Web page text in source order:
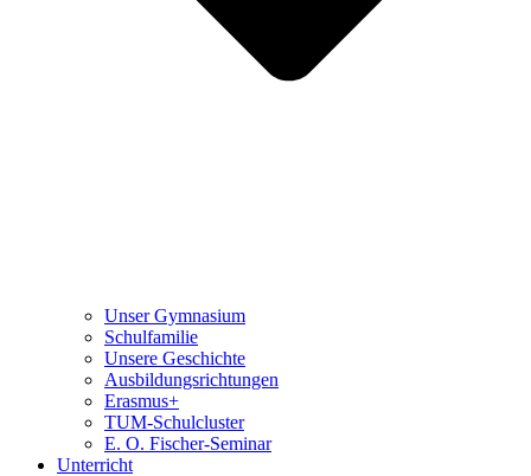
Unser Gymnasium
Schulfamilie
Unsere Geschichte
Ausbildungsrichtungen
Erasmus+
TUM-Schulcluster
E. O. Fischer-Seminar
Unterricht